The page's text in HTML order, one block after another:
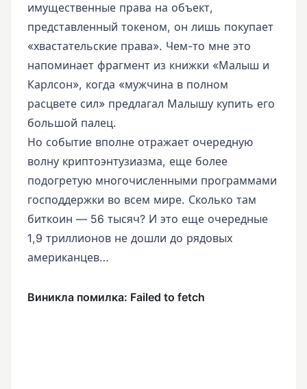
имущественные права на объект,
представленный токеном, он лишь покупает
«хвастательские права». Чем-то мне это
напоминает фрагмент из книжки «Малыш и
Карлсон», когда «мужчина в полном
расцвете сил» предлагал Малышу купить его
большой палец.
Но событие вполне отражает очередную
волну криптоэнтузиазма, еще более
подогретую многочисленными программами
господдержки во всем мире. Сколько там
биткоин — 56 тысяч? И это еще очередные
1,9 триллионов не дошли до рядовых
американцев…